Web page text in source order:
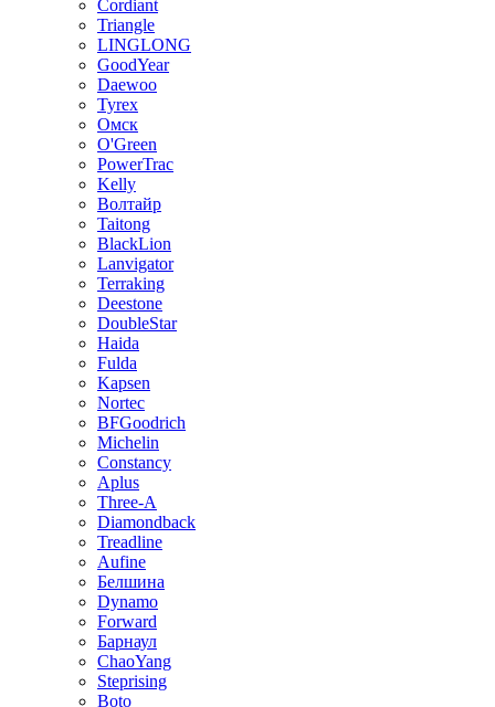
Cordiant
Triangle
LINGLONG
GoodYear
Daewoo
Tyrex
Омск
O'Green
PowerTrac
Kelly
Волтайр
Taitong
BlackLion
Lanvigator
Terraking
Deestone
DoubleStar
Haida
Fulda
Kapsen
Nortec
BFGoodrich
Michelin
Constancy
Aplus
Three-A
Diamondback
Treadline
Aufine
Белшина
Dynamo
Forward
Барнаул
ChaoYang
Steprising
Boto